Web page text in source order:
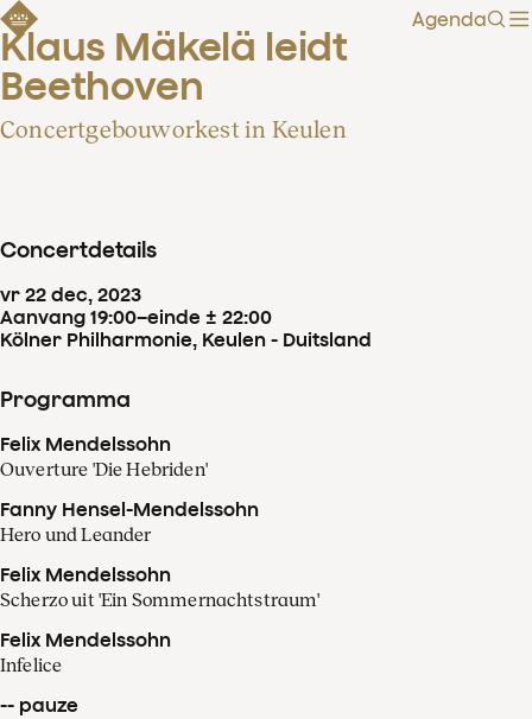
Agenda
Klaus Mäkelä leidt
Beethoven
Concertgebouworkest in Keulen
Concertdetails
vr 22 dec, 2023
Aanvang 19:00–einde ± 22:00
Kölner Philharmonie, Keulen - Duitsland
Programma
Felix Mendelssohn
Ouverture 'Die Hebriden'
Fanny Hensel-Mendelssohn
Hero und Leander
Felix Mendelssohn
Scherzo uit 'Ein Sommernachtstraum'
Felix Mendelssohn
Infelice
-- pauze